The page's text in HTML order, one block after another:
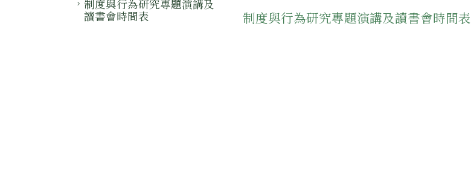
制度與行為研究專題演講及
讀書會時間表
制度與行為研究專題演講及讀書會時間表